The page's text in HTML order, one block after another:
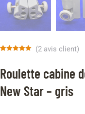
Roulette cabine
New Star – gris
sur
notations
(2avis client)